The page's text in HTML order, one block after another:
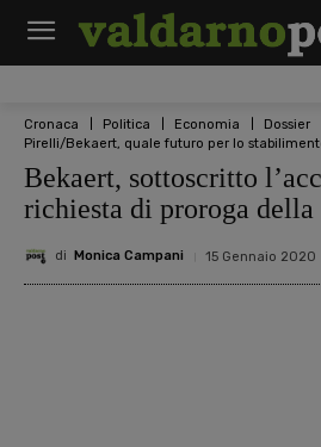
Cronaca Politica Economia
Dossier
Pirelli/Bekaert, quale futuro per lo
Bekaert, sottoscritto
richiesta di proroga della
di Monica Campani 15 Gennaio 2020